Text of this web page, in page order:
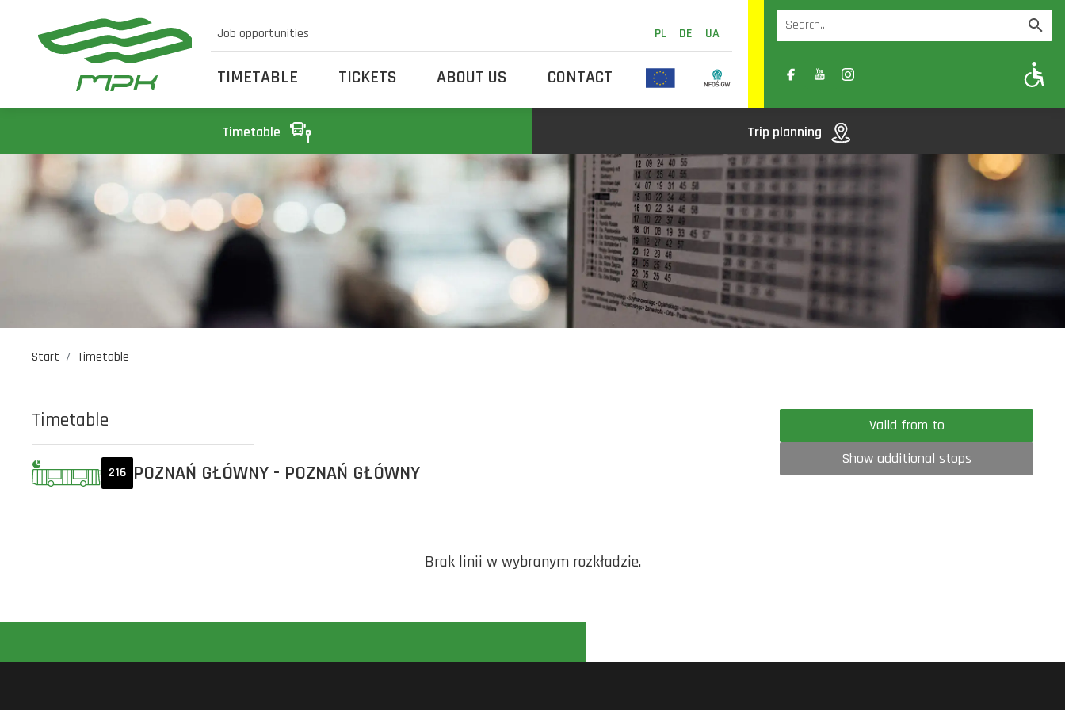
Job opportunities PL DE UA
TIMETABLE TICKETS ABOUT US CONTACT A- A A+
Timetable Trip planning
Start Timetable
Timetable
216 POZNAŃ GŁÓWNY - POZNAŃ GŁÓWNY
Valid from to
Show additional stops
Brak linii w wybranym rozkładzie.